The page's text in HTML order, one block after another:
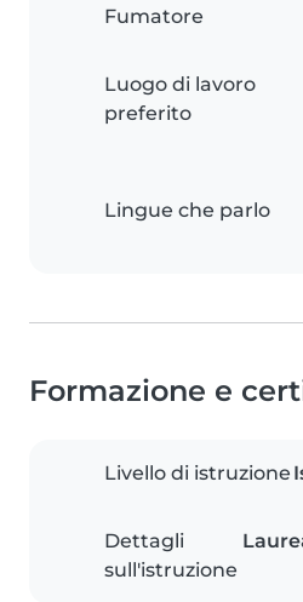
Fumatore
Luogo di lavoro
preferito
Lingue che parlo
Formazione e
Livello di istruzione
Dettagli
sull'istruzione